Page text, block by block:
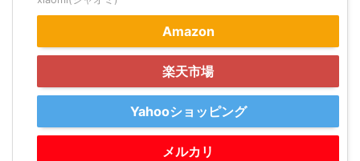
Amazon
楽天市場
Yahooショッピング
メルカリ